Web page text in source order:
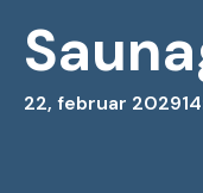
22, februar 2029